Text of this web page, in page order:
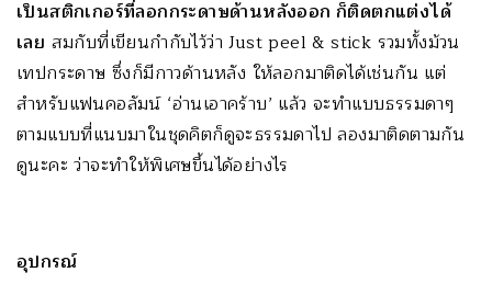
เป็นสติกเกอร์ที่ลอกกระดาษด้านหลังออก ก็ติดตกแต่งได้
เลย สมกับที่เขียนกำกับไว้ว่า Just peel & stick รวมทั้งม้วน
เทปกระดาษ ซึ่งก็มีกาวด้านหลัง ให้ลอกมาติดได้เช่นกัน แต่
สำหรับแฟนคอลัมน์ ‘อ่านเอาคร้าบ’ แล้ว จะทำแบบธรรมดาๆ
ตามแบบที่แนบมาในชุดคิตก็ดูจะธรรมดาไป ลองมาติดตามกัน
ดูนะคะ ว่าจะทำให้พิเศษขึ้นได้อย่างไร
อุปกรณ์